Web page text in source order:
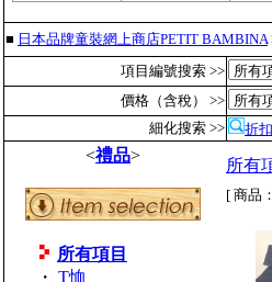
■ 日本品牌童裝網上商店PETIT BAMBINA
項目編號搜索 >>
價格（含稅） >>
細化搜索 >>
折
<禮品>
所有項目
・ T恤
所有
[ 商品：